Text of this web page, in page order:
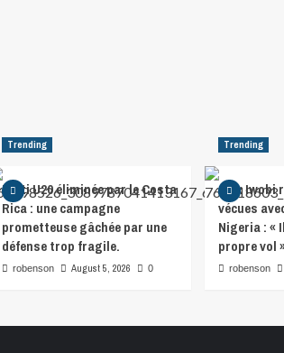
Trending
Haïti U20 éliminée par le Costa
Rica : une campagne
prometteuse gâchée par une
défense trop fragile.
robenson August 5, 2026 0
Trending
Alex Iwobi
vécues
Nigeria : «
propre vol
robenson